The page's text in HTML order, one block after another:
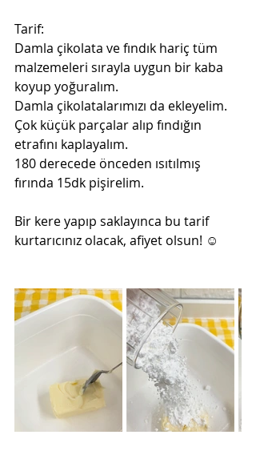
Tarif:
Damla çikolata ve fındık hariç tüm
malzemeleri sırayla uygun bir kaba
koyup yoğuralım.
Damla çikolatalarımızı da ekleyelim.
Çok küçük parçalar alıp fındığın
etrafını kaplayalım.
180 derecede önceden ısıtılmış
fırında 15dk pişirelim.
Bir kere yapıp saklayınca bu tarif
kurtarıcınız olacak, afiyet olsun! ☺️